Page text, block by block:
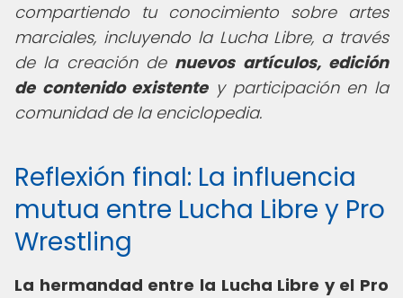
compartiendo tu conocimiento sobre artes
marciales, incluyendo la Lucha Libre, a través
de la creación de nuevos artículos, edición
de contenido existentey participación en la
comunidad de la enciclopedia.
Reflexión final: La influencia
mutua entre Lucha Libre y Pro
Wrestling
La hermandad entre la Lucha Libre y el Pro